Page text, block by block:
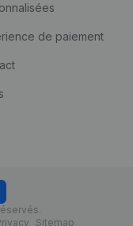
de paiement
Sitemap